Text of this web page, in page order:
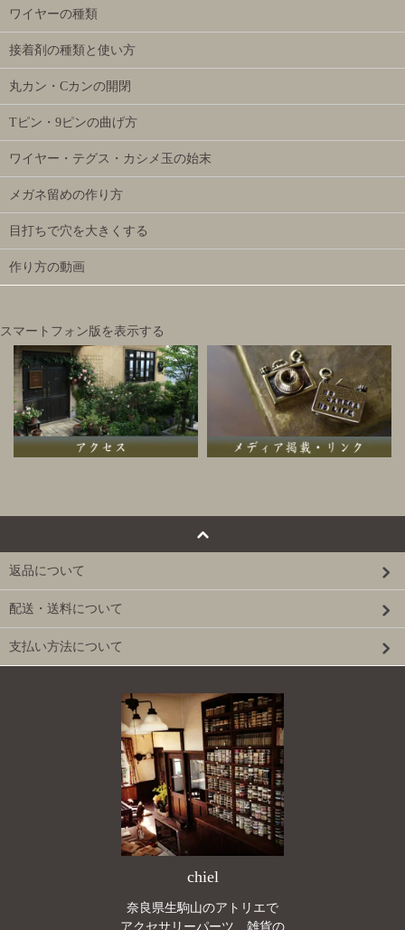
ワイヤーの種類
接着剤の種類と使い方
丸カン・Cカンの開閉
Tピン・9ピンの曲げ方
ワイヤー・テグス・カシメ玉の始末
メガネ留めの作り方
目打ちで穴を大きくする
作り方の動画
スマートフォン版を表示する
返品について
配送・送料について
支払い方法について
chiel
奈良県生駒山のアトリエで
アクセサリーパーツ、雑貨の